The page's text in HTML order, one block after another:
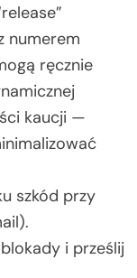
numerem
ręcznie
kaucji —
szkód przy
i prześlij